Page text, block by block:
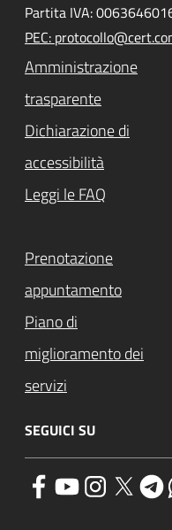
Partita IVA:
PEC:
Amministrazione
trasparente
Dichiarazione di
accessibilità
Leggi le FAQ
Prenotazione
appuntamento
Piano di
miglioramento dei
servizi
SEGUICI SU